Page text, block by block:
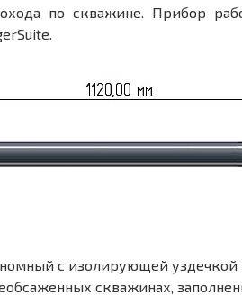
по скважине. Прибор
с изолирующей
скважинах,